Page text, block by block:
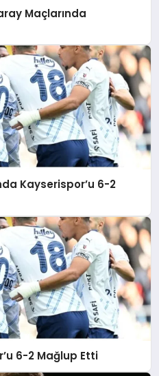
Maçlarında
Kayserispor’u 6-2
6-2 Mağlup Etti